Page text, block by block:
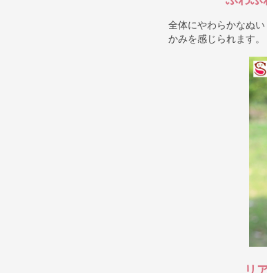
全体にやわらかなぬ
かみを感じられます。
リ